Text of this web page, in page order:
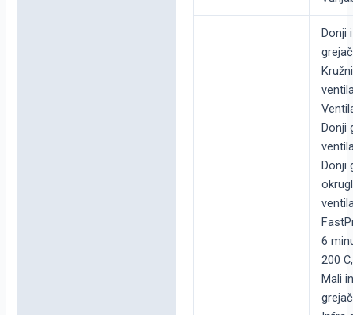
Donji
Donji
Donji
6
200 C,
Mali